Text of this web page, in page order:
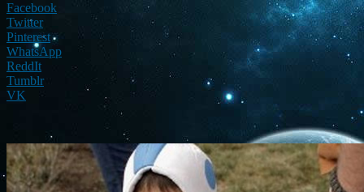
Facebook
Twitter
Pinterest
WhatsApp
ReddIt
Tumblr
VK